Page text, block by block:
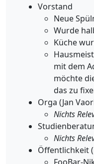
Vorstand
Neue
Wurde
Küche
mit dem
möchte
das zu
Orga (Jan
Nichts
Nichts
Öffentlichkeit